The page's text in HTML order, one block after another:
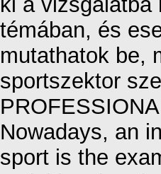
témában, és
mutathatok be,
sportszektor
Nowadays, an
sport is the